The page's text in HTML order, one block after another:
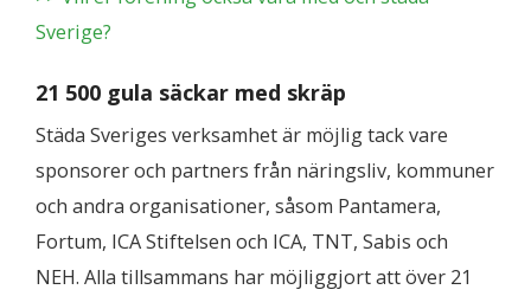
Sverige?
21 500 gula säckar med skräp
Städa Sveriges verksamhet är möjlig tack vare
sponsorer och partners från näringsliv, kommuner
och andra organisationer, såsom Pantamera,
Fortum, ICA Stiftelsen och ICA, TNT, Sabis och
NEH. Alla tillsammans har möjliggjort att över 21